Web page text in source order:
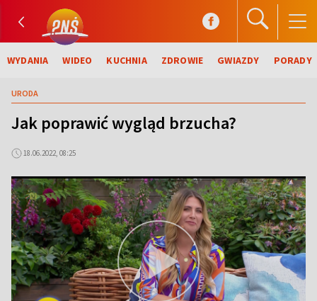
WYDANIA WIDEO KUCHNIA ZDROWIE GWIAZDY PORADY
URODA
Jak poprawić wygląd brzucha?
18.06.2022, 08:25